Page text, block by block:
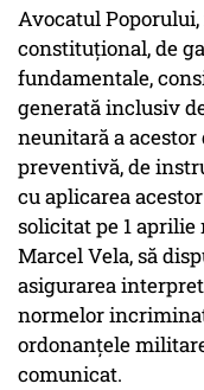
Avocatul
constituţional, de
fundamentale,
generată inclusiv
neunitară a
preventivă, de
cu aplicarea
solicitat pe 1
Marcel Vela, să
asigurarea
normelor
ordonanţele
comunicat.